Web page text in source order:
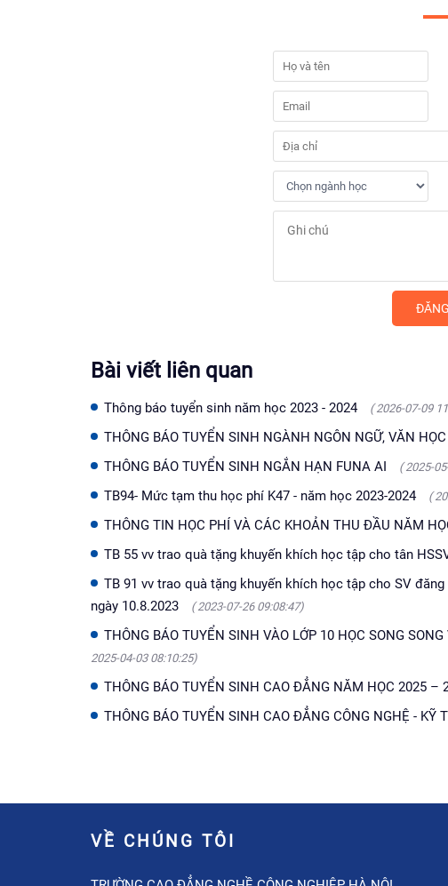
Bài viết liên quan
Thông báo tuyển sinh năm học 2023 - 2024 ( 2026-07-09
THÔNG BÁO TUYỂN SINH NGÀNH NGÔN NGỮ, VĂN
THÔNG BÁO TUYỂN SINH NGẮN HẠN FUNA AI ( 2025-
TB94- Mức tạm thu học phí K47 - năm học 2023-2024 (
THÔNG TIN HỌC PHÍ VÀ CÁC KHOẢN THU ĐẦU NĂM
TB 55 vv trao quà tặng khuyến khích học tập cho tân
TB 91 vv trao quà tặng khuyến khích học tập cho SV
ngày 10.8.2023
( 2023-07-26 09:08:47)
THÔNG BÁO TUYỂN SINH VÀO LỚP 10 HỌC SONG
2025-04-03 08:10:25)
THÔNG BÁO TUYỂN SINH CAO ĐẲNG NĂM HỌC 2025 –
THÔNG BÁO TUYỂN SINH CAO ĐẲNG CÔNG NGHỆ - KỸ
VỀ CHÚNG TÔI